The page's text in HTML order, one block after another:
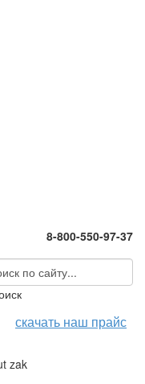
8-800-550-97-37
скачать наш прайс